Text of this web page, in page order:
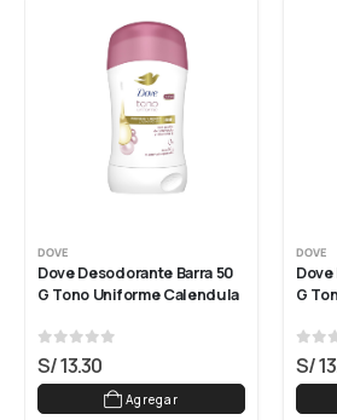
DOVE
Dove Desodorante Barra 50
G Tono Uniforme Calendula
0 out of 5
S/13.30
Agregar
DOVE
G
0
S/